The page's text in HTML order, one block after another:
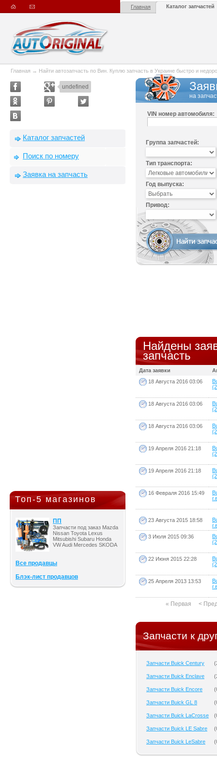
Главная Каталог запчастей
Главная → Найти автозапчасть по Вин. Куплю запчасть в Украине быстро и
undefined
Каталог запчастей
Поиск по номеру
Заявка на запчасть
Топ-5 магазинов
ПП
Запчасти под заказ Mazda
Nissan Toyota Lexus
Mitsubishi Subaru Honda
VW Audi Mercedes SKODA
Все продавцы
Блэк-лист продавцов
на
VIN номер автомобиля:
Группа запчастей:
Тип транспорта:
Год выпуска:
Привод:
Найдены
запчасть
Дата заявки
18 Августа 2016 03:06
18 Августа 2016 03:06
18 Августа 2016 03:06
19 Апреля 2016 21:18
19 Апреля 2016 21:18
16 Февраля 2016 15:49
23 Августа 2015 18:58
3 Июля 2015 09:36
22 Июня 2015 22:28
25 Апреля 2013 13:53
« Первая <
Запчасти к
Запчасти Buick Century (
Запчасти Buick Enclave (
Запчасти Buick Encore (
Запчасти Buick GL 8 (
Запчасти Buick LaCrosse (
Запчасти Buick LE Sabre (
Запчасти Buick LeSabre (